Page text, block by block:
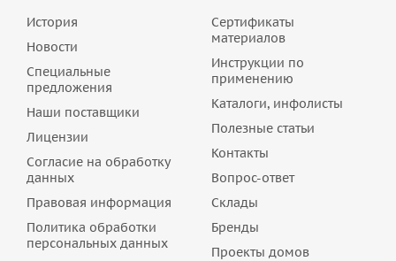
История
Новости
Специальные
предложения
Наши поставщики
Лицензии
Согласие на обработку
данных
Правовая информация
Политика обработки
персональных данных
Сертификаты
материалов
Инструкции по
применению
Каталоги, инфолисты
Полезные статьи
Контакты
Вопрос-ответ
Склады
Бренды
Проекты домов